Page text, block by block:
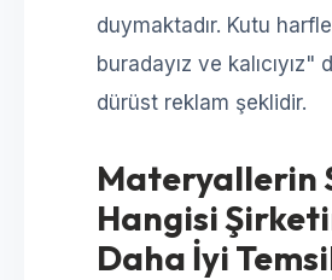
duymaktadır. Kutu
buradayız ve kalıcıyız"
dürüst reklam şeklidir.
Materyallerin
Hangisi
Daha İyi